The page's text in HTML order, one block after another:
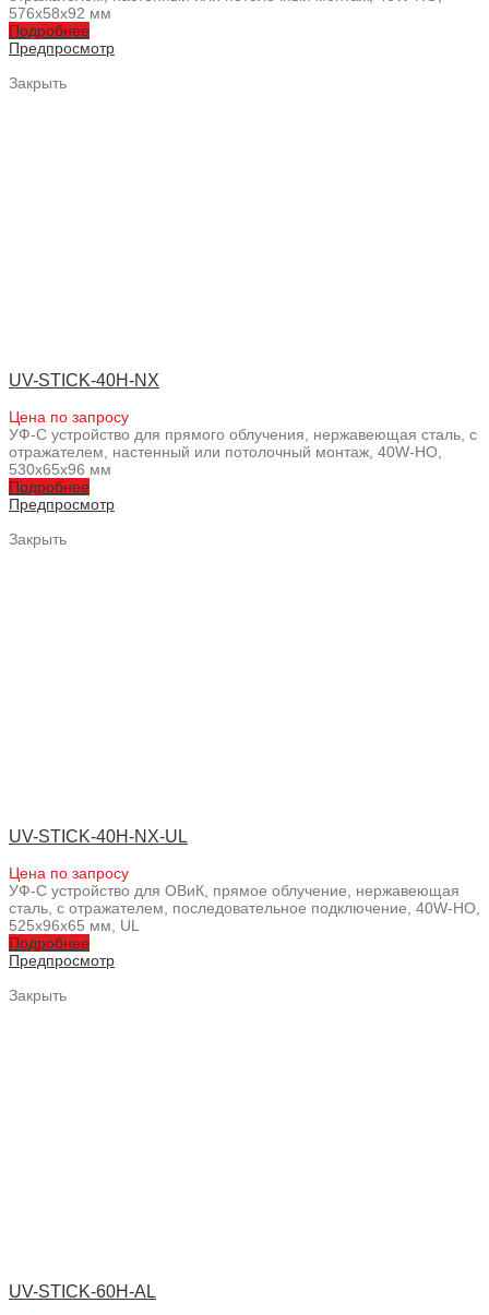
576x58x92 мм
Подробнее
Предпросмотр
Закрыть
UV-STICK-40H-NX
Цена по запросу
УФ-С устройство для прямого облучения, нержавеющая сталь, с
отражателем, настенный или потолочный монтаж, 40W-HO,
530x65x96 мм
Подробнее
Предпросмотр
Закрыть
UV-STICK-40H-NX-UL
Цена по запросу
УФ-С устройство для ОВиК, прямое облучение, нержавеющая
сталь, с отражателем, последовательное подключение, 40W-HO,
525x96x65 мм, UL
Подробнее
Предпросмотр
Закрыть
UV-STICK-60H-AL